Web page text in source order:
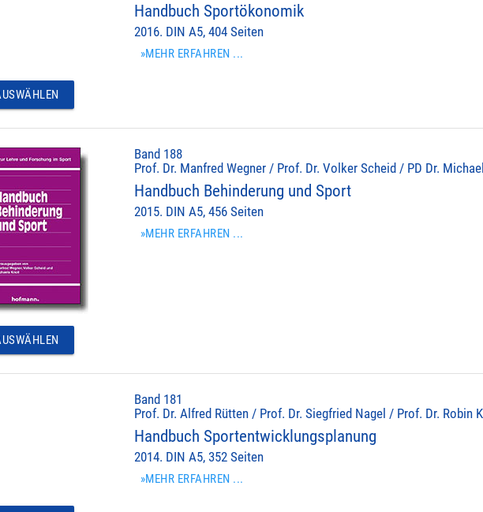
Handbuch Sportökonomik
2016. DIN A5, 404 Seiten
»MEHR ERFAHREN ...
Band 188
Prof. Dr. Manfred Wegner / Prof. Dr. Volker Scheid / PD Dr.
Handbuch Behinderung und Sport
2015. DIN A5, 456 Seiten
»MEHR ERFAHREN ...
Band 181
Prof. Dr. Alfred Rütten / Prof. Dr. Siegfried Nagel / Prof. Dr. Robin
Handbuch Sportentwicklungsplanung
2014. DIN A5, 352 Seiten
»MEHR ERFAHREN ...